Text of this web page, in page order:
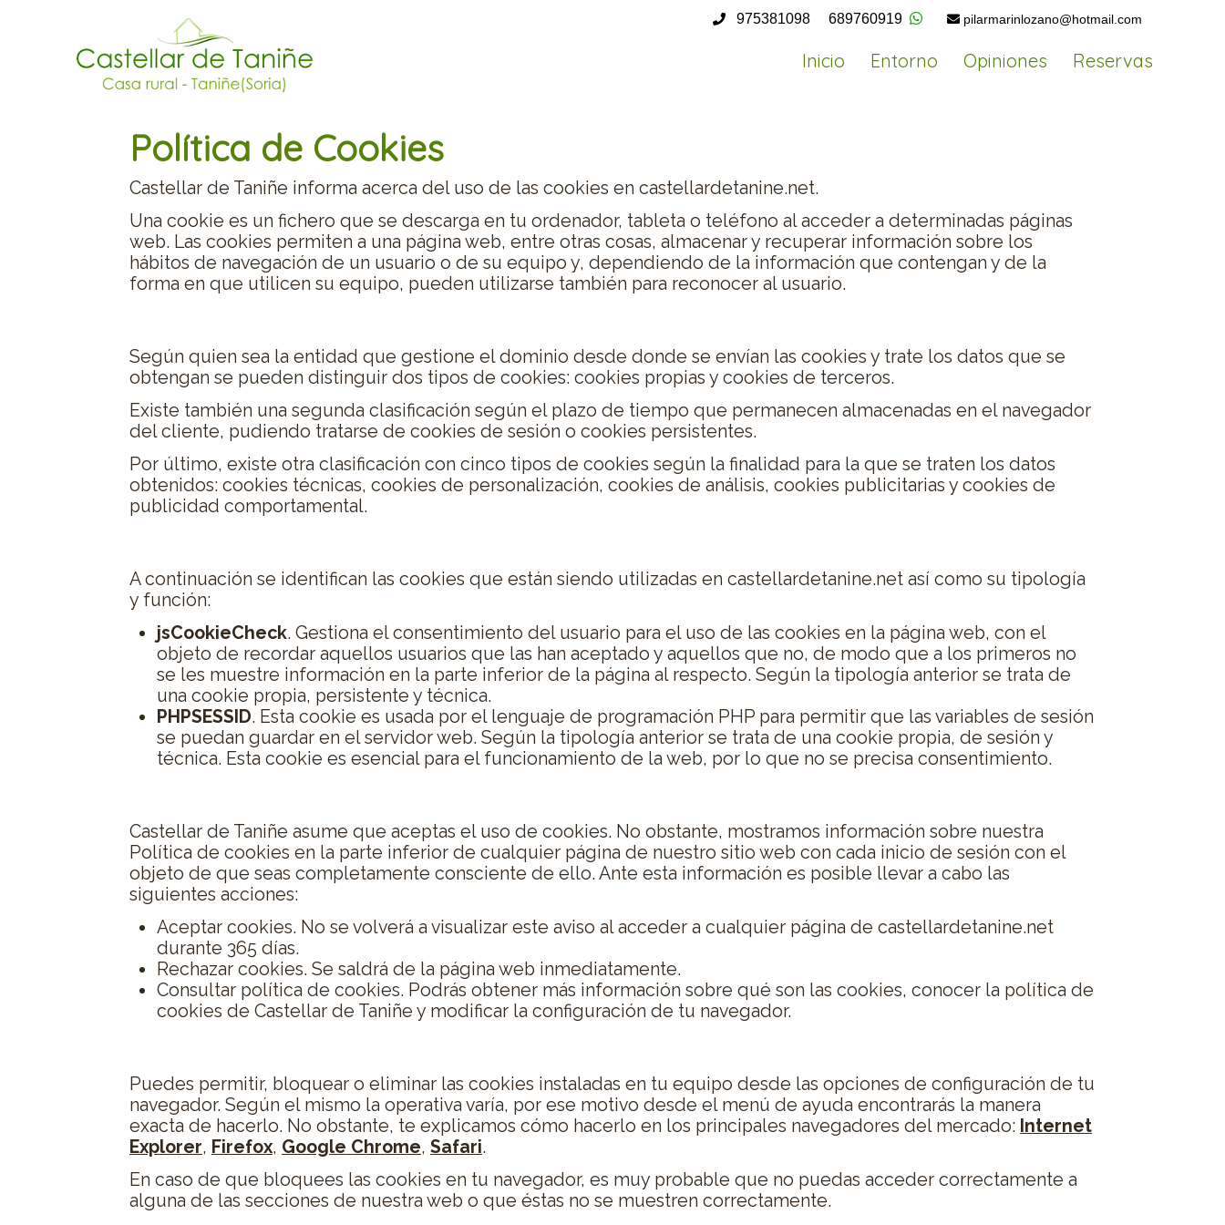
975381098 689760919 pilarmarinlozano@hotmail.com
Inicio Entorno Opiniones Reservas
Política de Cookies
Castellar de Taniñe informa acerca del uso de las cookies en castellardetanine.net.
Una cookie es un fichero que se descarga en tu ordenador, tableta o teléfono al acceder a determinadas páginas
web. Las cookies permiten a una página web, entre otras cosas, almacenar y recuperar información sobre los
hábitos de navegación de un usuario o de su equipo y, dependiendo de la información que contengan y de la
forma en que utilicen su equipo, pueden utilizarse también para reconocer al usuario.
Según quien sea la entidad que gestione el dominio desde donde se envían las cookies y trate los datos que se
obtengan se pueden distinguir dos tipos de cookies: cookies propias y cookies de terceros.
Existe también una segunda clasificación según el plazo de tiempo que permanecen almacenadas en el navegador
del cliente, pudiendo tratarse de cookies de sesión o cookies persistentes.
Por último, existe otra clasificación con cinco tipos de cookies según la finalidad para la que se traten los datos
obtenidos: cookies técnicas, cookies de personalización, cookies de análisis, cookies publicitarias y cookies de
publicidad comportamental.
A continuación se identifican las cookies que están siendo utilizadas en castellardetanine.net así como su tipología
y función:
jsCookieCheck. Gestiona el consentimiento del usuario para el uso de las cookies en la página web, con el
objeto de recordar aquellos usuarios que las han aceptado y aquellos que no, de modo que a los primeros no
se les muestre información en la parte inferior de la página al respecto. Según la tipología anterior se trata de
una cookie propia, persistente y técnica.
PHPSESSID. Esta cookie es usada por el lenguaje de programación PHP para permitir que las variables de sesión
se puedan guardar en el servidor web. Según la tipología anterior se trata de una cookie propia, de sesión y
técnica. Esta cookie es esencial para el funcionamiento de la web, por lo que no se precisa consentimiento.
Castellar de Taniñe asume que aceptas el uso de cookies. No obstante, mostramos información sobre nuestra
Política de cookies en la parte inferior de cualquier página de nuestro sitio web con cada inicio de sesión con el
objeto de que seas completamente consciente de ello. Ante esta información es posible llevar a cabo las
siguientes acciones:
Aceptar cookies. No se volverá a visualizar este aviso al acceder a cualquier página de castellardetanine.net
durante 365 días.
Rechazar cookies. Se saldrá de la página web inmediatamente.
Consultar política de cookies. Podrás obtener más información sobre qué son las cookies, conocer la política de
cookies de Castellar de Taniñe y modificar la configuración de tu navegador.
Puedes permitir, bloquear o eliminar las cookies instaladas en tu equipo desde las opciones de configuración de tu
navegador. Según el mismo la operativa varía, por ese motivo desde el menú de ayuda encontrarás la manera
exacta de hacerlo. No obstante, te explicamos cómo hacerlo en los principales navegadores del mercado: Internet
Explorer, Firefox, Google Chrome, Safari.
En caso de que bloquees las cookies en tu navegador, es muy probable que no puedas acceder correctamente a
alguna de las secciones de nuestra web o que éstas no se muestren correctamente.